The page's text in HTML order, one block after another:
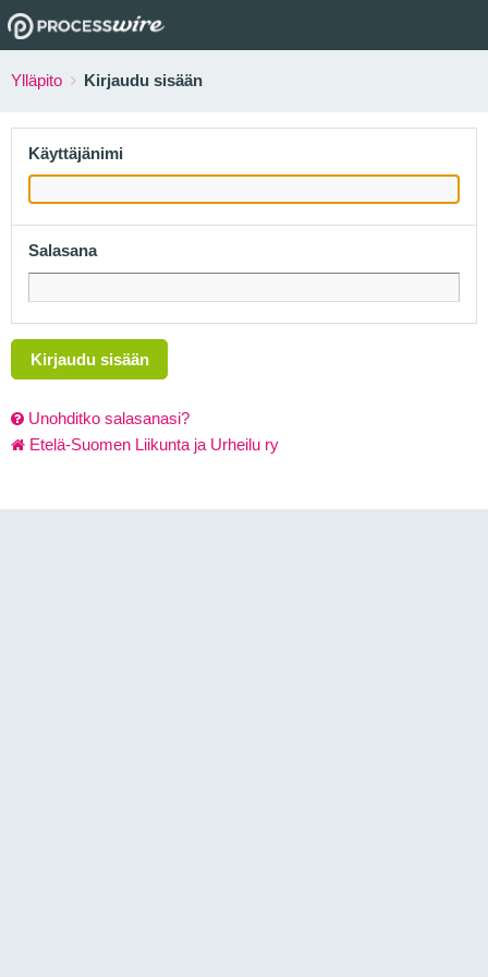
Ylläpito Kirjaudu sisään
Käyttäjänimi
Salasana
Kirjaudu sisään
Unohditko salasanasi?
Etelä-Suomen Liikunta ja Urheilu ry